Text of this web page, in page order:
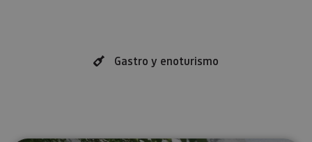
Gastro y enoturismo